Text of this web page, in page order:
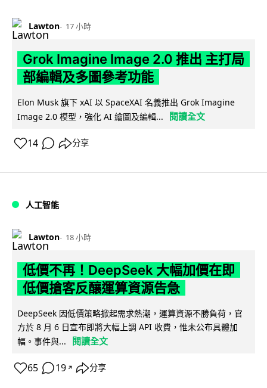
Lawton 17 小時
Grok Imagine Image 2.0 推出 主打局
部編輯及多圖參考功能
Elon Musk 旗下 xAI 以 SpaceXAI 名義推出 Grok Imagine
Image 2.0 模型，強化 AI 繪圖及編輯...
閱讀全文
14 分享
人工智能
Lawton 18 小時
低價不再！DeepSeek 大幅加價在即
低價搶客反釀運算資源告急
DeepSeek 因低價策略掀起需求熱潮，運算資源不勝負荷，官
方於 8 月 6 日宣布即將大幅上調 API 收費，惟未公布具體加
幅。事件與...
閱讀全文
65 19 ↗ 分享